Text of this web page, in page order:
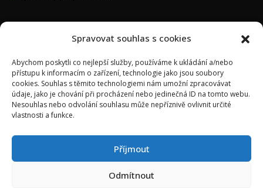
Spravovat souhlas s cookies
Abychom poskytli co nejlepší služby, používáme k ukládání a/nebo
přístupu k informacím o zařízení, technologie jako jsou soubory
cookies. Souhlas s těmito technologiemi nám umožní zpracovávat
údaje, jako je chování při procházení nebo jedinečná ID na tomto webu.
Nesouhlas nebo odvolání souhlasu může nepříznivě ovlivnit určité
vlastnosti a funkce.
Příjmout
Odmítnout
Iktové jednotky
Rehabilitační zařízení
Lázně
Ostatní